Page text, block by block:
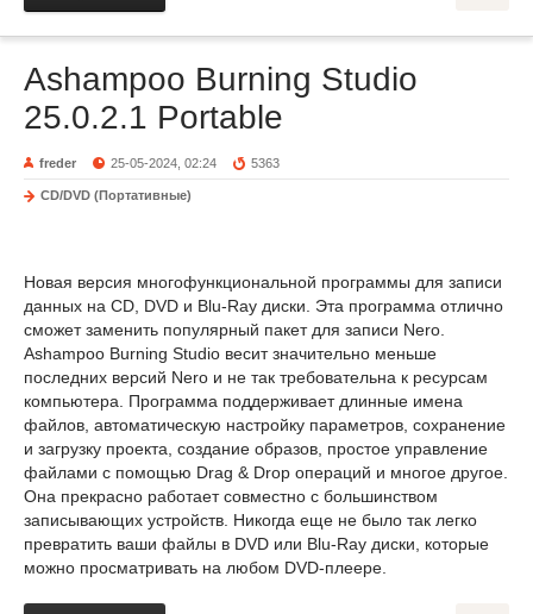
Ashampoo Burning Studio
25.0.2.1 Portable
freder 25-05-2024, 02:24 5363
CD/DVD (Портативные)
Новая версия многофункциональной программы для записи
данных на CD, DVD и Blu-Ray диски. Эта программа отлично
сможет заменить популярный пакет для записи Nero.
Ashampoo Burning Studio весит значительно меньше
последних версий Nero и не так требовательна к ресурсам
компьютера. Программа поддерживает длинные имена
файлов, автоматическую настройку параметров, сохранение
и загрузку проекта, создание образов, простое управление
файлами с помощью Drag & Drop операций и многое другое.
Она прекрасно работает совместно с большинством
записывающих устройств. Никогда еще не было так легко
превратить ваши файлы в DVD или Blu-Ray диски, которые
можно просматривать на любом DVD-плеере.